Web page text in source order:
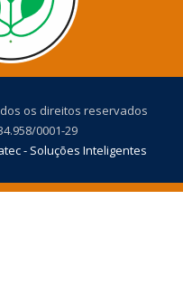
os direitos reservados
0001-29
- Soluções Inteligentes